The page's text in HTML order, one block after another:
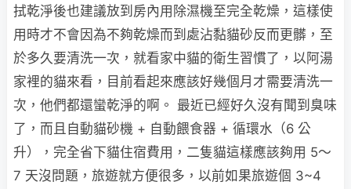
拭乾淨後也建議放到房內用除濕機至完全乾燥，這樣使
用時才不會因為不夠乾燥而到處沾黏貓砂反而更髒，至
於多久要清洗一次，就看家中貓的衛生習慣了，以阿湯
家裡的貓來看，目前看起來應該好幾個月才需要清洗一
次，他們都還蠻乾淨的啊。 最近已經好久沒有聞到臭味
了，而且自動貓砂機 + 自動餵食器 + 循環水（6 公
升），完全省下貓住宿費用，二隻貓這樣應該夠用 5～
7 天沒問題，旅遊就方便很多，以前如果旅遊個 3~4